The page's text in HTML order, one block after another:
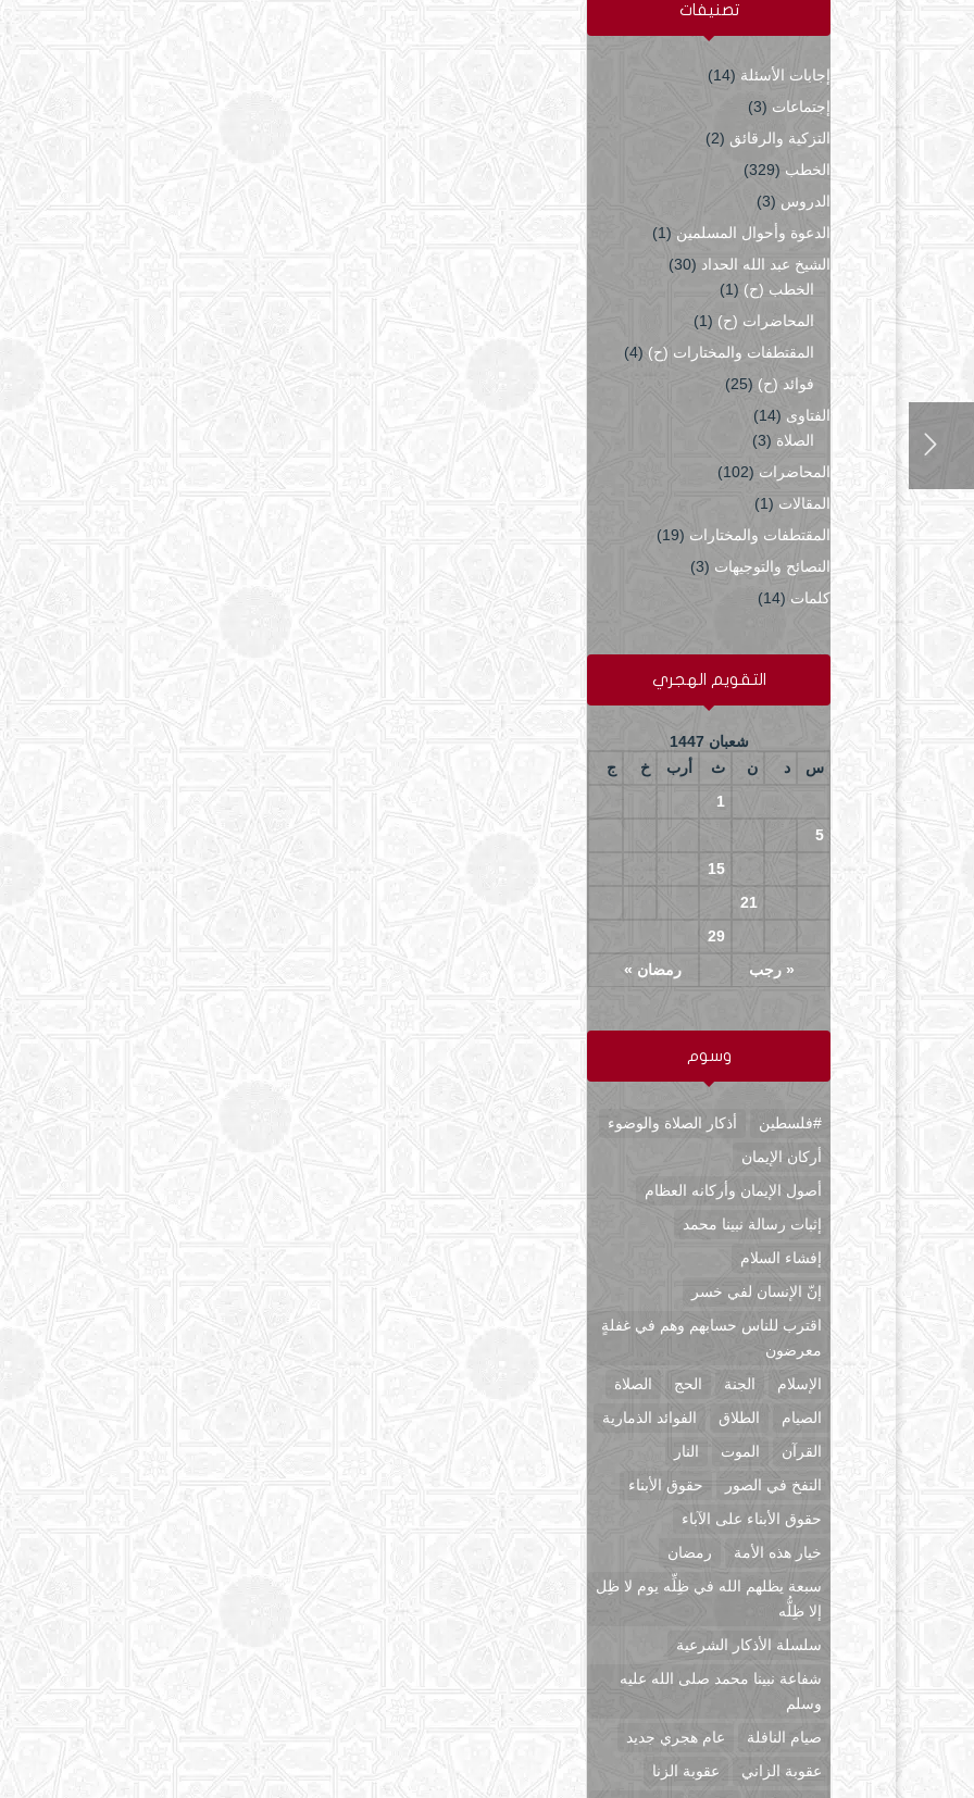
تصنيفات
إجابات الأسئلة (14)
إجتماعات (3)
التزكية والرقائق (2)
الخطب (329)
الدروس (3)
الدعوة وأحوال المسلمين (1)
الشيخ عبد الله الحداد (30)
الخطب (ح) (1)
المحاضرات (ح) (1)
المقتطفات والمختارات (ح) (4)
فوائد (ح) (25)
الفتاوى (14)
الصلاة (3)
المحاضرات (102)
المقالات (1)
المقتطفات والمختارات (19)
النصائح والتوجيهات (3)
كلمات (14)
التقويم الهجري
شعبان 1447
س
د ن ث أرب خ ج
« رجب رمضان »
1
5
15
21
29
وسوم
#فلسطين
أذكار الصلاة والوضوء
أركان الإيمان
أصول الإيمان وأركانه العظام
إثبات رسالة نبينا محمد
إفشاء السلام
إنّ الإنسان لفي خسر
اقترب للناس حسابهم وهم في غفلةٍ
معرضون
الإسلام
الجنة الحج
الصلاة
الصيام
الطلاق
الفوائد الذمارية
القرآن
الموت
النار
النفخ في الصور
حقوق الأبناء
حقوق الأبناء على الآباء
خيار هذه الأمة
رمضان
سبعة يظلهم الله في ظِلِّه يوم لا ظِل
إلا ظِلُّه
سلسلة الأذكار الشرعية
شفاعة نبينا محمد صلى الله عليه
وسلم
صيام النافلة
عام هجري جديد
عقوبة الزاني
عقوبة الزنا